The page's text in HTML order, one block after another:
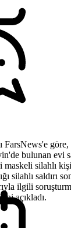
FarsNews'e
bulunan evi
silahlı
silahlı saldırı
ilgili
açıkladı.